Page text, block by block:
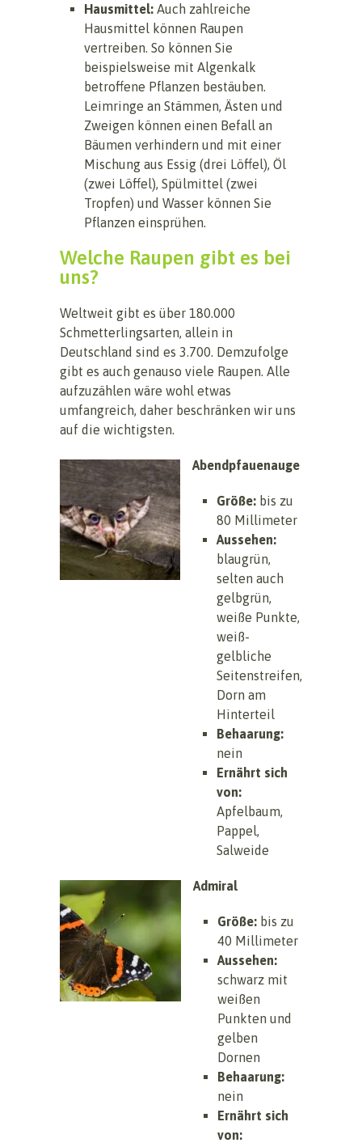
Hausmittel: Auch zahlreiche
Hausmittel können Raupen
vertreiben. So können Sie
beispielsweise mit Algenkalk
betroffene Pflanzen bestäuben.
Leimringe an Stämmen, Ästen und
Zweigen können einen Befall an
Bäumen verhindern und mit einer
Mischung aus Essig (drei Löffel), Öl
(zwei Löffel), Spülmittel (zwei
Tropfen) und Wasser können Sie
Pflanzen einsprühen.
Welche Raupen gibt es bei
uns?
Weltweit gibt es über 180.000
Schmetterlingsarten, allein in
Deutschland sind es 3.700. Demzufolge
gibt es auch genauso viele Raupen. Alle
aufzuzählen wäre wohl etwas
umfangreich, daher beschränken wir uns
auf die wichtigsten.
Abendpfauenauge
Größe: bis zu
80 Millimeter
Aussehen:
blaugrün,
selten auch
gelbgrün,
weiße Punkte,
weiß-
gelbliche
Seitenstreifen,
Dorn am
Hinterteil
Behaarung:
nein
Ernährt sich
von:
Apfelbaum,
Pappel,
Salweide
Admiral
Größe: bis zu
40 Millimeter
Aussehen:
schwarz mit
weißen
Punkten und
gelben
Dornen
Behaarung:
nein
Ernährt sich
von: